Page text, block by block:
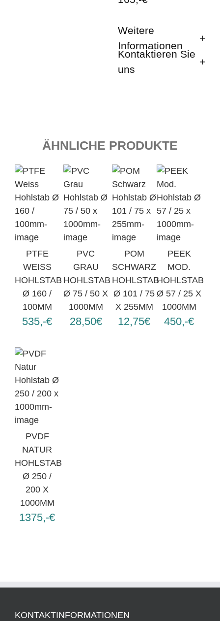
Weitere
Informationen
Kontaktieren Sie
uns
ÄHNLICHE PRODUKTE
PTFE
WEISS
HOHLSTAB
Ø 160 /
100MM
535,-€
PVC
GRAU
HOHLSTAB
Ø 75 / 50 X
1000MM
28,50€
POM
SCHWARZ
HOHLSTAB
Ø 101 / 75
X 255MM
12,75€
PEEK
MOD.
HOHLSTAB
Ø 57 / 25 X
1000MM
450,-€
PVDF
NATUR
HOHLSTAB
Ø 250 /
200 X
1000MM
1375,-€
KONTAKTINFORMATIONEN